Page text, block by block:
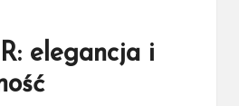
elegancja i